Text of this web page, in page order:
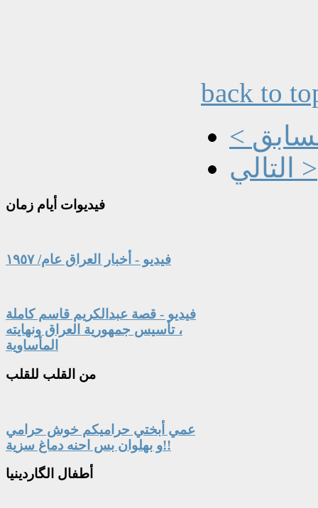
back to
التالي >
فيديوات أيام زمان
فيديو - أخبار العراق عام/ ١٩٥٧
فيديو - قصة عبدالكريم قاسم كاملة
، تأسيس جمهورية العراق ونهايته
المأساوية
من القلب للقلب
عمي أبختي حراميكم خوش حرامي
و بهلوان بس احنه دماغ سزية!!
أطفال الگاردينيا